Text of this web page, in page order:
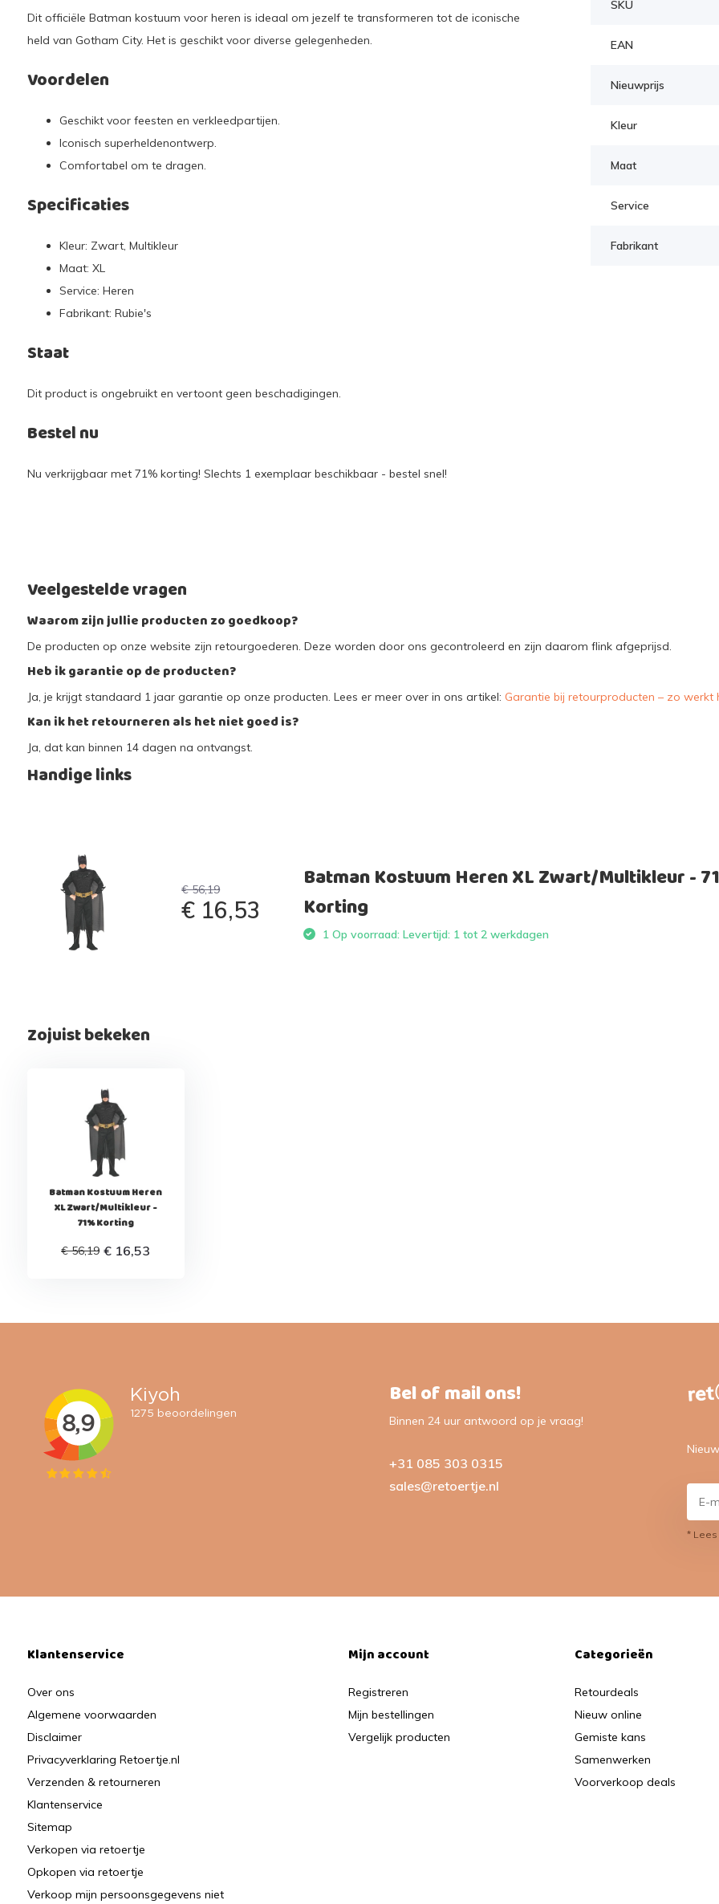
Dit officiële Batman kostuum voor heren is ideaal om jezelf te transformeren tot de iconische
held van Gotham City. Het is geschikt voor diverse gelegenheden.
Voordelen
Geschikt voor feesten en verkleedpartijen.
Iconisch superheldenontwerp.
Comfortabel om te dragen.
Specificaties
Kleur: Zwart, Multikleur
Maat: XL
Service: Heren
Fabrikant: Rubie's
Staat
Dit product is ongebruikt en vertoont geen beschadigingen.
Bestel nu
Nu verkrijgbaar met 71% korting! Slechts 1 exemplaar beschikbaar - bestel snel!
SKU
EAN
Nieuwprijs
Kleur
Maat
Service
Fabrikant
Veelgestelde vragen
Waarom zijn jullie producten zo goedkoop?
De producten op onze website zijn retourgoederen. Deze worden door ons gecontroleerd en zijn daarom flink afgeprijsd.
Heb ik garantie op de producten?
Ja, je krijgt standaard 1 jaar garantie op onze producten. Lees er meer over in ons artikel: Garantie bij retourproducten – zo werkt
Kan ik het retourneren als het niet goed is?
Ja, dat kan binnen 14 dagen na ontvangst.
Handige links
€ 56,19
€ 16,53
Batman Kostuum Heren XL Zwart/Multikleur -
Korting
1 Op voorraad: Levertijd: 1 tot 2 werkdagen
Zojuist bekeken
Batman Kostuum Heren
XL Zwart/Multikleur -
71% Korting
€ 56,19 € 16,53
Bel of mail ons!
Binnen 24 uur antwoord op je vraag!
+31 085 303 0315
sales@retoertje.nl
*
Klantenservice
Over ons
Algemene voorwaarden
Disclaimer
Privacyverklaring Retoertje.nl
Verzenden & retourneren
Klantenservice
Sitemap
Verkopen via retoertje
Opkopen via retoertje
Verkoop mijn persoonsgegevens niet
Mijn account
Registreren
Mijn bestellingen
Vergelijk producten
Categorieën
Retourdeals
Nieuw online
Gemiste kans
Samenwerken
Voorverkoop deals